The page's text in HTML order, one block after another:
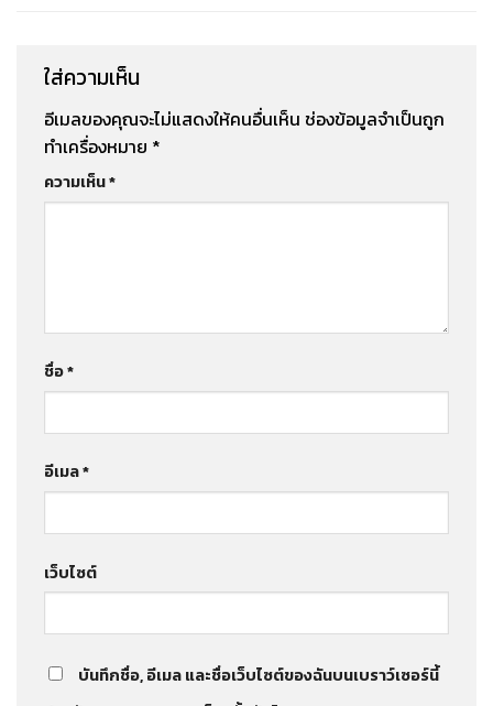
ใส่ความเห็น
อีเมลของคุณจะไม่แสดงให้คนอื่นเห็น ช่องข้อมูลจำเป็นถูก
ทำเครื่องหมาย *
ความเห็น*
ชื่อ*
อีเมล*
เว็บไซต์
บันทึกชื่อ, อีเมล และชื่อเว็บไซต์ของฉันบนเบราว์เซอร์นี้